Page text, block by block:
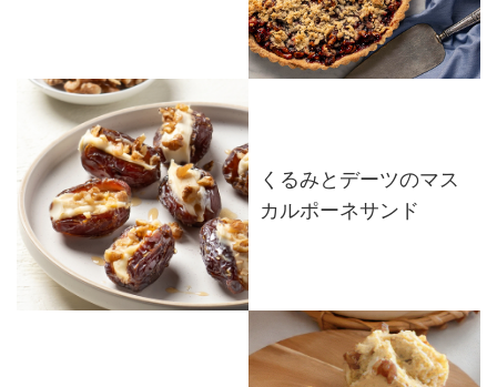
くるみとデーツのマス
カルポーネサンド